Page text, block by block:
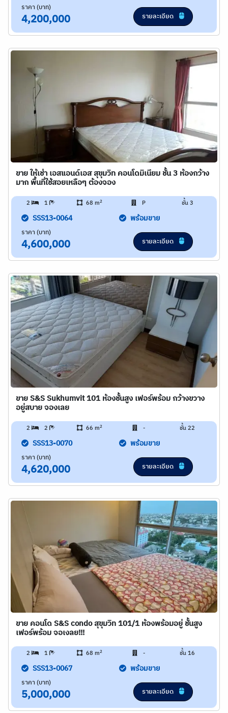
ราคา (บาท)
4,200,000 รายละเอียด
ขาย ให้เช่า เอสแอนด์เอส สุขุมวิท คอนโดมิเนียม ชั้น 3 ห้องกว้าง
มาก พื้นที่ใช้สอยเหลือๆ ต้องจอง
2 1 68 m2 P ชั้น 3
SSS13-0064 พร้อมขาย
ราคา (บาท)
4,600,000 รายละเอียด
ขาย S&S Sukhumvit 101 ห้องชั้นสูง เฟอร์พร้อม กว้างขวาง
อยู่สบาย จองเลย
2 2 66 m2 - ชั้น 22
SSS13-0070 พร้อมขาย
ราคา (บาท)
4,620,000 รายละเอียด
ขาย คอนโด S&S condo สุขุมวิท 101/1 ห้องพร้อมอยู่ ชั้นสูง
เฟอร์พร้อม จอเงลย!!!
2 1 68 m2 - ชั้น 16
SSS13-0067 พร้อมขาย
ราคา (บาท)
5,000,000 รายละเอียด